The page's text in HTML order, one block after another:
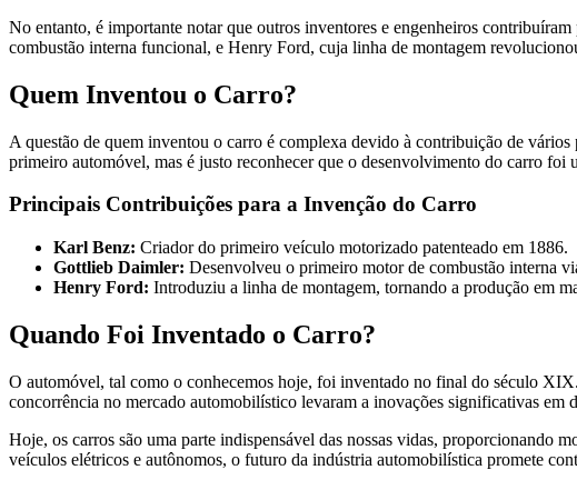
No entanto, é importante notar que outros inventores e engenheiros
combustão interna funcional, e Henry Ford, cuja linha de montagem
Quem Inventou o Carro?
A questão de quem inventou o carro é complexa devido à contribuição de
primeiro automóvel, mas é justo reconhecer que o desenvolvimento do carro
Principais Contribuições para a Invenção do Carro
Karl Benz: Criador do primeiro veículo motorizado patenteado em 1886.
Gottlieb Daimler: Desenvolveu o primeiro motor de combustão interna
Henry Ford: Introduziu a linha de montagem, tornando a produção em
Quando Foi Inventado o Carro?
O automóvel, tal como o conhecemos hoje, foi inventado no final do século
concorrência no mercado automobilístico levaram a inovações significativas em
Hoje, os carros são uma parte indispensável das nossas vidas, proporcionando
veículos elétricos e autônomos, o futuro da indústria automobilística promete